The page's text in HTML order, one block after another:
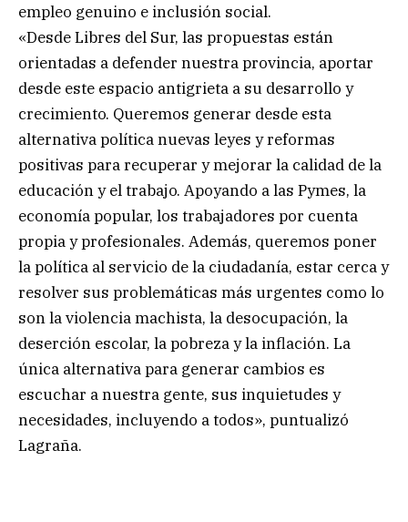
empleo genuino e inclusión social.
«Desde Libres del Sur, las propuestas están
orientadas a defender nuestra provincia, aportar
desde este espacio antigrieta a su desarrollo y
crecimiento. Queremos generar desde esta
alternativa política nuevas leyes y reformas
positivas para recuperar y mejorar la calidad de la
educación y el trabajo. Apoyando a las Pymes, la
economía popular, los trabajadores por cuenta
propia y profesionales. Además, queremos poner
la política al servicio de la ciudadanía, estar cerca y
resolver sus problemáticas más urgentes como lo
son la violencia machista, la desocupación, la
deserción escolar, la pobreza y la inflación. La
única alternativa para generar cambios es
escuchar a nuestra gente, sus inquietudes y
necesidades, incluyendo a todos», puntualizó
Lagraña.